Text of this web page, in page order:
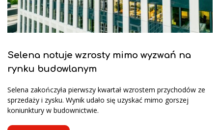
Selena notuje wzrosty mimo wyzwań na
rynku budowlanym
Selena zakończyła pierwszy kwartał wzrostem przychodów ze
sprzedaży i zysku. Wynik udało się uzyskać mimo gorszej
koniunktury w budownictwie.